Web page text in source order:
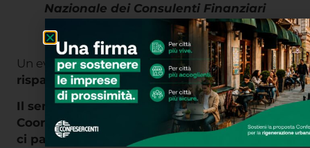
Nazionale dei Consulenti Finanziari
Un evento peravvicinare i cittadini ai temi del
risparmio e della pianificazione.
Il seminario sarà tenuto da Lorenzo Magelli,
Coordinatore Territoriale Toscana Anasfche
ci parlerà di pianificazione strategica dei